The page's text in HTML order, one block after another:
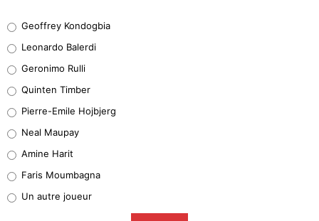
38%
32%
5%
1%
9%
Geoffrey Kondogbia
Leonardo Balerdi
Geronimo Rulli
Quinten Timber
Pierre-Emile Hojbjerg
Neal Maupay
Amine Harit
Faris Moumbagna
Un autre joueur